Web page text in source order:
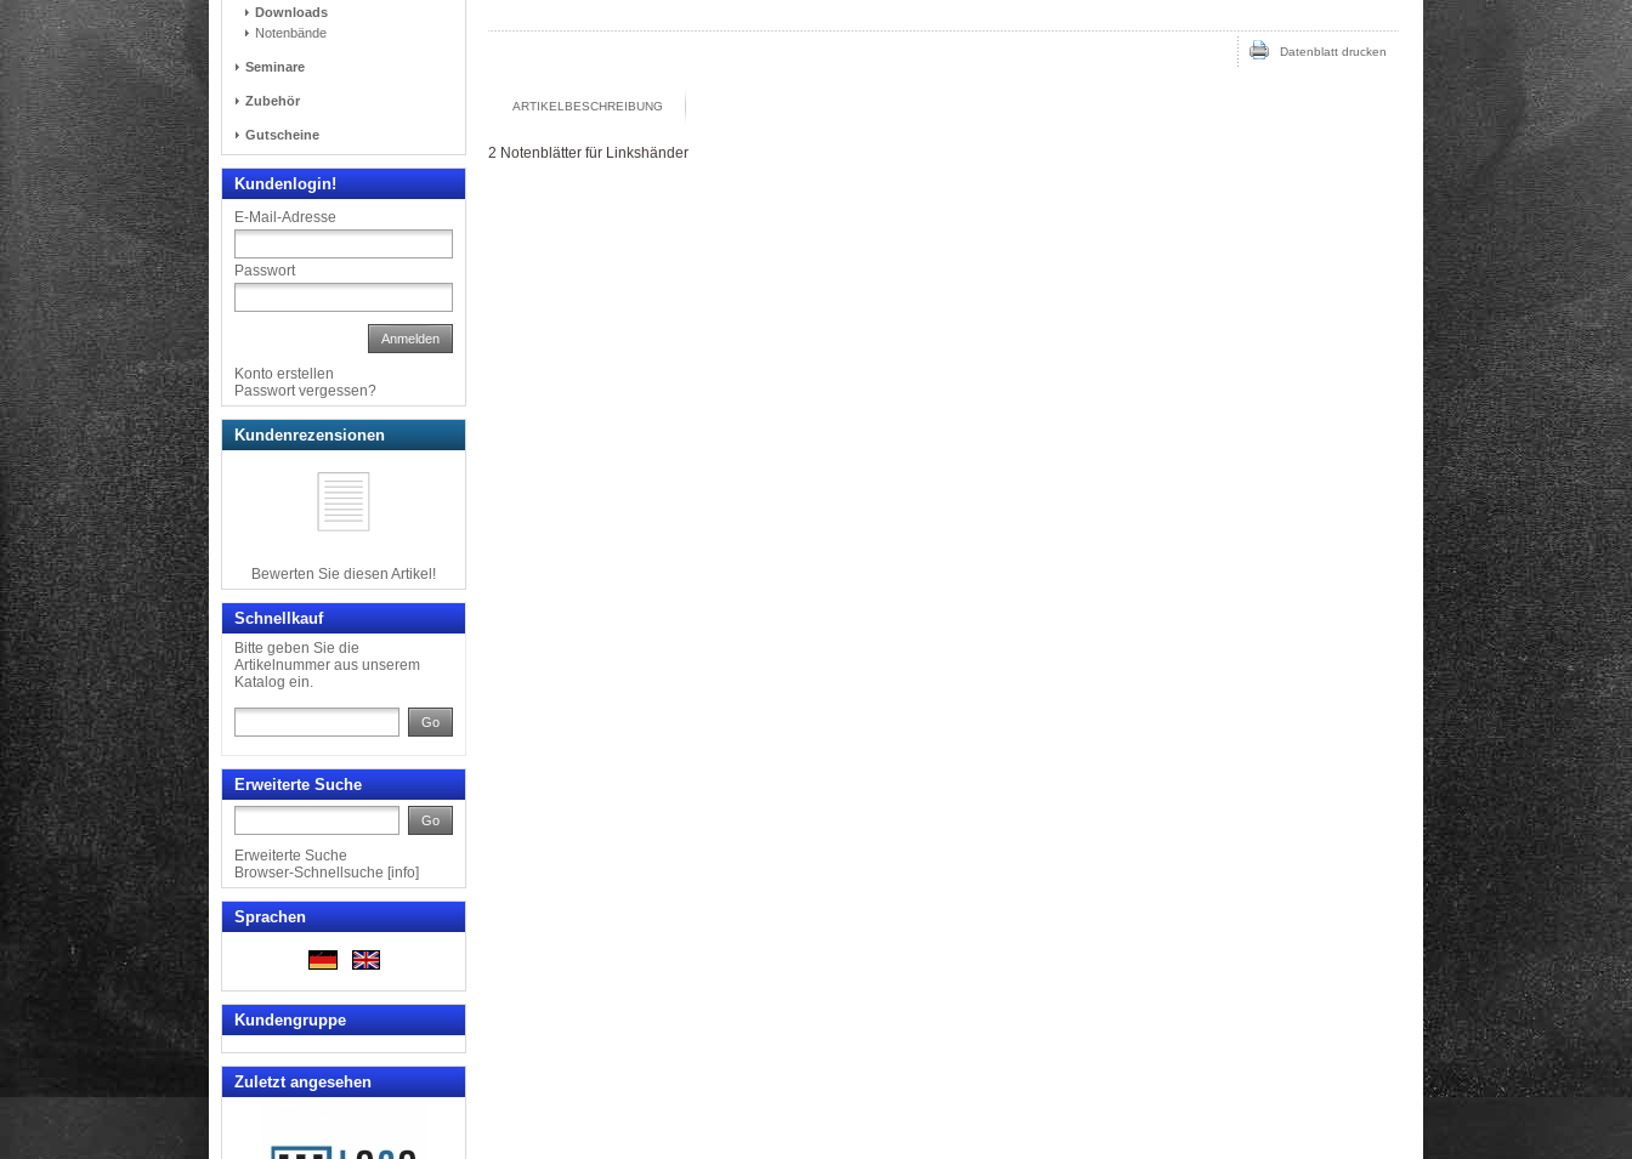
Datenblatt drucken
ARTIKELBESCHREIBUNG
2 Notenblätter für Linkshänder
Downloads
Notenbände
Seminare
Zubehör
Gutscheine
Kundenlogin!
E-Mail-Adresse
Passwort
Anmelden
Konto erstellen
Passwort vergessen?
Kundenrezensionen
Bewerten Sie diesen Artikel!
Schnellkauf
Bitte geben Sie die
Artikelnummer aus unserem
Katalog ein.
Go
Erweiterte Suche
Go
Erweiterte Suche
Browser-Schnellsuche [info]
Sprachen
Kundengruppe
Zuletzt angesehen